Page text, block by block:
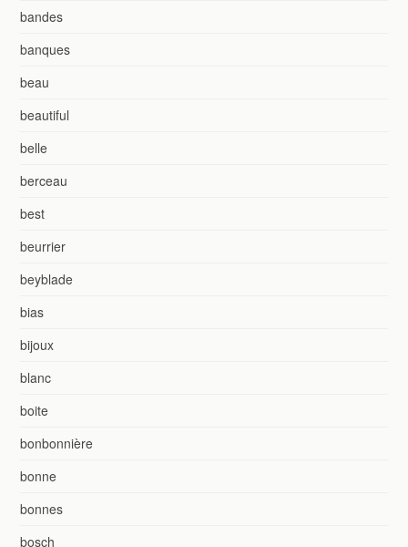
bandes
banques
beau
beautiful
belle
berceau
best
beurrier
beyblade
bias
bijoux
blanc
boite
bonbonnière
bonne
bonnes
bosch